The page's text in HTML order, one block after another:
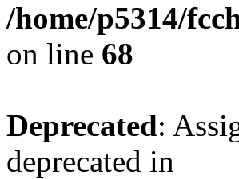
/home/p5314/
on line 68
Deprecated:
deprecated in